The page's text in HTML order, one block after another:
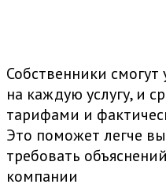
Собственники смогут
на каждую услугу, и
тарифами и
Это поможет легче
требовать
компании